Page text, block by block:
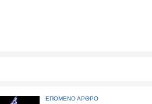
ΕΠΟΜΕΝΟ ΑΡΘΡΟ